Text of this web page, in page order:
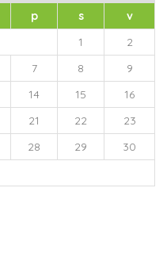
p s
v
1
2
7 8
9
14 15
16
21 22
23
28 29
30